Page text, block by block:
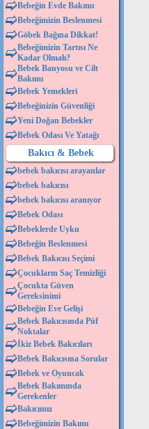
Bebeğin Evde Bakımı
Bebeğimizin Beslenmesi
Göbek Bağına Dikkat!
Bebeğimizin Tartısı Ne
Kadar Olmalı?
Bebek Banyosu ve Cilt
Bakımı
Bebek Yemekleri
Bebeğinizin Güvenliği
Yeni Doğan Bebekler
Bebek Odası Ve Yatağı
Bakıcı & Bebek
bebek bakıcısı arayanlar
bebek bakıcısı
bebek bakıcısı aranıyor
Bebek Odası
Bebeklerde Uyku
Bebeğin Beslenmesi
Bebek Bakıcısı Seçimi
Çocukların Saç Temizliği
Çocukta Güven
Gereksinimi
Bebeğin Eve Gelişi
Bebek Bakıcısında Püf
Noktalar
İkiz Bebek Bakıcıları
Bebek Bakıcısına Sorular
Bebek ve Oyuncak
Bebek Bakımında
Gerekenler
Bakıcımız
Bebeğimizin Bakımı